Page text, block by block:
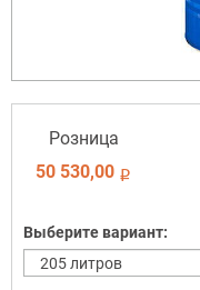
Розница
50 530,00 i
Выберите вариант: